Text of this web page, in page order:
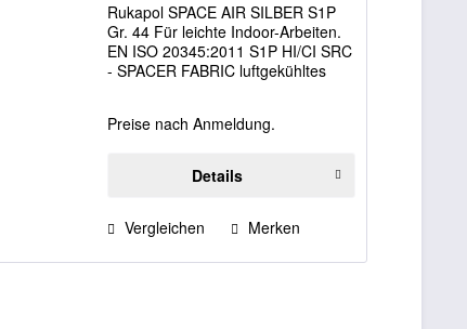
Rukapol SPACE AIR SILBER S1P
Gr. 44 Für leichte Indoor-Arbeiten.
EN ISO 20345:2011 S1P HI/CI SRC
- SPACER FABRIC luftgekühltes
SPACER FABRIC luftgekühltes
Preise nach Anmeldung.
Details
Vergleichen Merken